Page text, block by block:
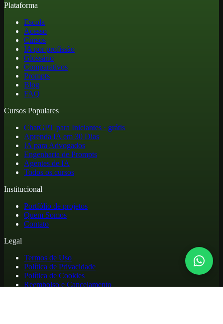
Plataforma
Escola
Acesso
Cursos
IA por profissão
Glossário
Comparativos
Prompts
Blog
FAQ
Cursos Populares
ChatGPT para Iniciantes · grátis
Aprenda IA em 30 Dias
IA para Advogados
Engenharia de Prompts
Agentes de IA
Todos os cursos
Institucional
Portfólio de projetos
Quem Somos
Contato
Legal
Termos de Uso
Política de Privacidade
Política de Cookies
Reembolso e Cancelamento